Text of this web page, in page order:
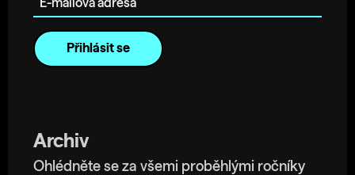
Archiv
Ohlédněte se za všemi proběhlými ročníky